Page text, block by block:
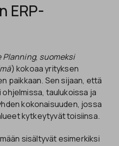
ERP-
Planning, suomeksi
) kokoaa yrityksen
paikkaan. Sen sijaan, että
taulukoissa ja
kokonaisuuden, jossa
kytkeytyvät toisiinsa.
sisältyvät esimerkiksi